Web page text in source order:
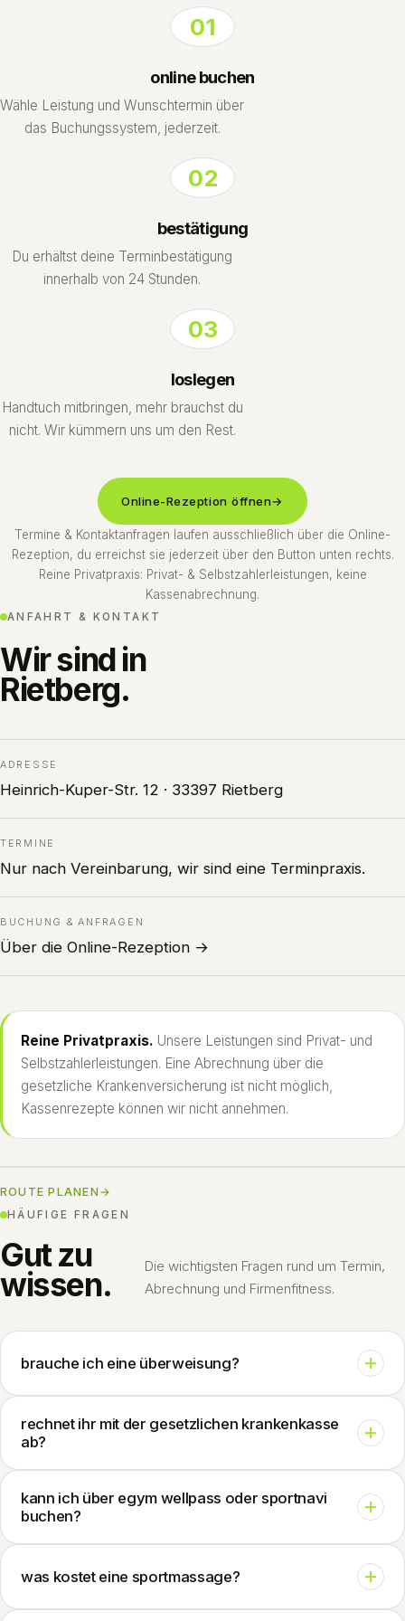
01
online buchen
Wähle Leistung und Wunschtermin über
das Buchungssystem, jederzeit.
02
bestätigung
Du erhältst deine Terminbestätigung
innerhalb von 24 Stunden.
03
loslegen
Handtuch mitbringen, mehr brauchst du
nicht. Wir kümmern uns um den Rest.
Online-Rezeption öffnen→
Termine & Kontaktanfragen laufen ausschließlich über die Online-
Rezeption, du erreichst sie jederzeit über den Button unten rechts.
Reine Privatpraxis: Privat- & Selbstzahlerleistungen, keine
Kassenabrechnung.
ANFAHRT & KONTAKT
Wir sind in
Rietberg.
ADRESSE
Heinrich-Kuper-Str. 12 · 33397 Rietberg
TERMINE
Nur nach Vereinbarung, wir sind eine Terminpraxis.
BUCHUNG & ANFRAGEN
Über die Online-Rezeption →
Reine Privatpraxis. Unsere Leistungen sind Privat- und
Selbstzahlerleistungen. Eine Abrechnung über die
gesetzliche Krankenversicherung ist nicht möglich,
Kassenrezepte können wir nicht annehmen.
ROUTE PLANEN →
HÄUFIGE FRAGEN
Gut zu
wissen.
Die wichtigsten Fragen rund um Termin,
Abrechnung und Firmenfitness.
brauche ich eine überweisung?
Überweisung, du buchst deinen Termin direkt online, ganz
ohne Wartezeit beim Hausarzt.
rechnet ihr mit der gesetzlichen krankenkasse
ab?
Selbstzahlerleistungen. Privatversicherte mit Verordnung
erhalten nach der Behandlung eine Rechnung zur
Einreichung bei ihrer Versicherung.
kann ich über egym wellpass oder sportnavi
buchen?
Sportnavi. Wähle bei der Buchung einfach die Kategorie
was kostet eine sportmassage?